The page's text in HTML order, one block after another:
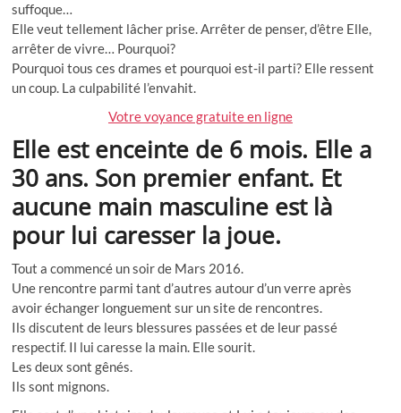
suffoque…
Elle veut tellement lâcher prise. Arrêter de penser, d’être Elle,
arrêter de vivre… Pourquoi?
Pourquoi tous ces drames et pourquoi est-il parti? Elle ressent
un coup. La culpabilité l’envahit.
Votre voyance gratuite en ligne
Elle est enceinte de 6 mois. Elle a
30 ans. Son premier enfant. Et
aucune main masculine est là
pour lui caresser la joue.
Tout a commencé un soir de Mars 2016.
Une rencontre parmi tant d’autres autour d’un verre après
avoiréchanger longuement sur un site de rencontres.
Ils discutent de leurs blessures passées et de leur passé
respectif. Il lui caresse la main. Elle sourit.
Les deux sont gênés.
Ils sont mignons.